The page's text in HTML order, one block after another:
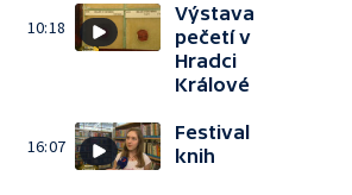
10:18
Výstava
pečetí v
Hradci
Králové
16:07
Festival
knih